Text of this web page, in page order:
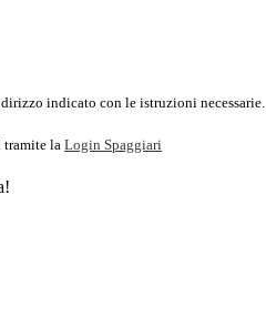
indicato con le istruzioni necessarie.
tramite la Login Spaggiari